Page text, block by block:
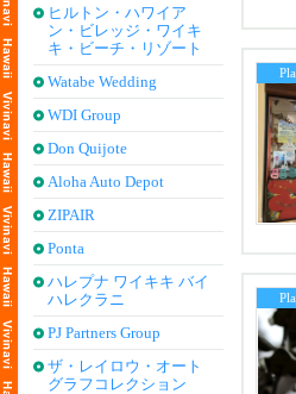
ヒルトン・ハワイア
ン・ビレッジ・ワイキ
キ・ビーチ・リゾート
Watabe Wedding
WDI Group
Don Quijote
Aloha Auto Depot
ZIPAIR
Ponta
ハレプナ ワイキキ バイ
ハレクラニ
PJ Partners Group
ザ・レイロウ・オート
グラフコレクション